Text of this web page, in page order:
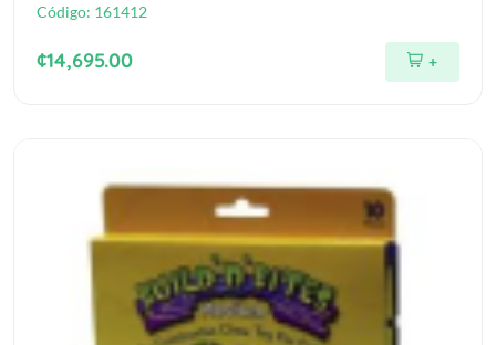
Código: 161412
¢14,695.00 +